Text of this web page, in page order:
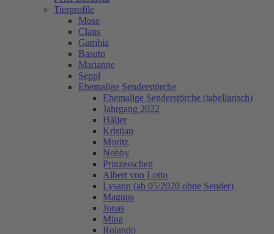
Tierprofile
Mose
Claus
Gambia
Basuto
Marianne
Seppl
Ehemalige Senderstörche
Ehemalige Senderstörche (tabellarisch)
Jahrgang 2022
Håljer
Kristian
Moritz
Nobby
Prinzesschen
Albert von Lotto
Lysann (ab 05/2020 ohne Sender)
Magnus
Jonas
Mina
Rolando